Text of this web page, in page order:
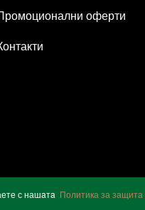
оферти
с нашaтa Политика за